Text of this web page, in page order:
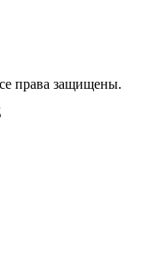
права защищены.